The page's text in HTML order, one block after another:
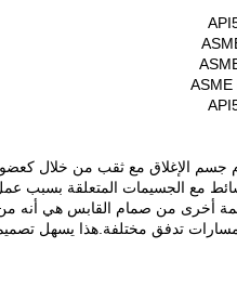
جسم الإغلاق مع ثقب من خلال كعضو
مع الجسيمات المتعلقة
أخرى من صمام القابس هي أنه
تدفق مختلفة.هذا يسهل